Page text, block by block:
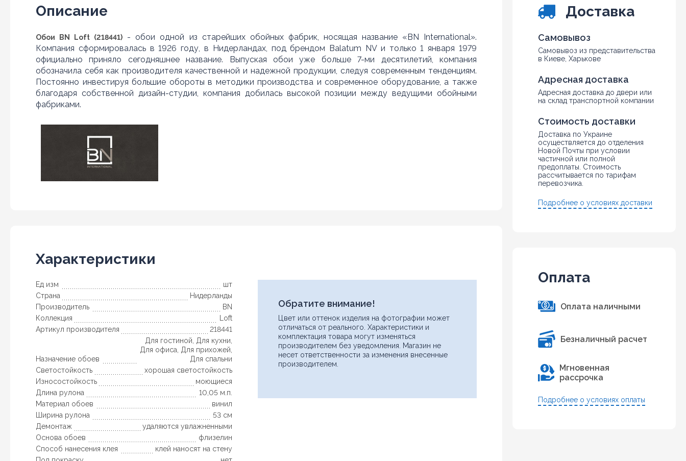
Описание
Обои BN Loft (218441)
- обои одной из старейших обойных фабрик, носящая название «BN International».
Компания сформировалась в 1926 году, в Нидерландах, под брендом Balatum NV и только 1 января 1979
официально приняло сегодняшнее название. Выпуская обои уже больше 7-ми десятилетий, компания
обозначила себя как производителя качественной и надежной продукции, следуя современным тенденциям.
Постоянно инвестируя большие обороты в методики производства и современное оборудование, а также
благодаря собственной дизайн-студии, компания добилась высокой позиции между ведущими обойными
фабриками.
Характеристики
Ед изм
шт
Страна
Нидерланды
Производитель
BN
Коллекция
Loft
Артикул производителя
218441
Назначение обоев
Для гостиной Для кухни
Для офиса
Для прихожей
Для спальни
Светостойкость
хорошая светостойкость
Износостойкость
моющиеся
Длина рулона
10,05 м.п.
Материал обоев
винил
Ширина рулона
53 см
Демонтаж
удаляются увлажненными
Основа обоев
флизелин
Способ нанесения клея
клей наносят на стену
Обратите внимание!
Цвет или оттенок изделия на фотографии может
отличаться от реального. Характеристики и
комплектация товара могут изменяться
производителем без уведомления. Магазин не
несет ответственности за изменения внесенные
производителем.
Доставка
Самовывоз
Самовывоз из представительства
в Киеве, Харькове
Адресная доставка
Адресная доставка до двери или
на склад транспортной компании
Стоимость доставки
Доставка по Украине
осуществляется до отделения
Новой Почты при условии
частичной или полной
предоплаты. Стоимость
рассчитывается по тарифам
перевозчика.
Подробнее о условиях доставки
Оплата
Оплата наличными
Безналичный расчет
Мгновенная
рассрочка
Подробнее о условиях оплаты